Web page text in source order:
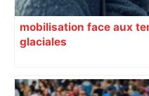
mobilisation face aux
glaciales